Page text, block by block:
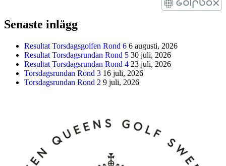
Senaste inlägg
Resultat Torsdagsgolfen Rond 6 6 augusti, 2026
Resultat Torsdagsrundan Rond 5 30 juli, 2026
Resultat Torsdagsrundan Rond 4 23 juli, 2026
Torsdagsrundan Rond 3 16 juli, 2026
Torsdagsrundan Rond 2 9 juli, 2026